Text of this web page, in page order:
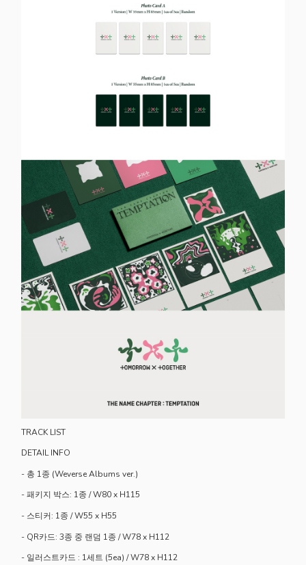
TRACK LIST
DETAIL INFO
- 총 1종 (Weverse Albums ver.)
- 패키지 박스: 1종 / W80 x H115
- 스티커: 1종 / W55 x H55
- QR카드: 3종 중 랜덤 1종 / W78 x H112
- 일러스트카드 : 1세트 (5ea) / W78 x H112